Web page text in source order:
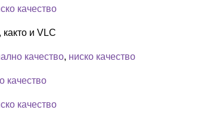
качество
и VLC
качество, ниско качество
качество
качество